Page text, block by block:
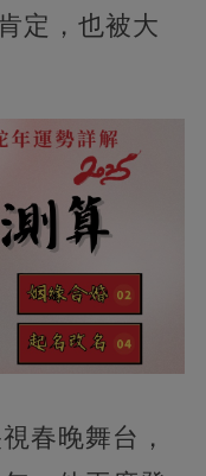
定，也被大
春晚舞台，